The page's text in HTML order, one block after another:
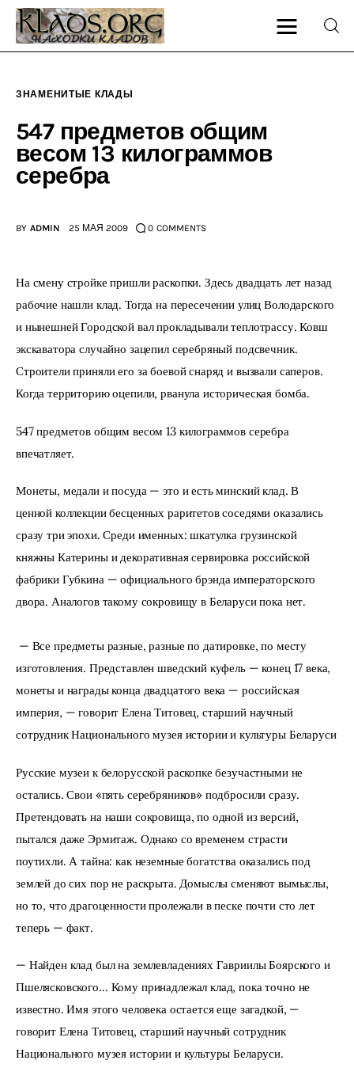
О блоге
Контакт
ЗНАМЕНИТЫЕ КЛАДЫ
547 предметов общим
весом 13 килограммов
серебра
BY ADMIN 25 МАЯ 2009 0 COMMENTS
На смену стройке пришли раскопки. Здесь двадцать лет назад
рабочие нашли клад. Тогда на пересечении улиц Володарского
и нынешней Городской вал прокладывали теплотрассу. Ковш
экскаватора случайно зацепил серебряный подсвечник.
Строители приняли его за боевой снаряд и вызвали саперов.
Когда территорию оцепили, рванула историческая бомба.
547 предметов общим весом 13 килограммов серебра
впечатляет.
Монеты, медали и посуда — это и есть минский клад. В
ценной коллекции бесценных раритетов соседями оказались
сразу три эпохи. Среди именных: шкатулка грузинской
княжны Катерины и декоративная сервировка российской
фабрики Губкина — официального брэнда императорского
двора. Аналогов такому сокровищу в Беларуси пока нет.
изготовления. Представлен шведский куфель — конец 17 века,
монеты и награды конца двадцатого века — российская
империя, — говорит Елена Титовец, старший научный
сотрудник Национального музея истории и культуры Беларуси
Русские музеи к белорусской раскопке безучастными не
остались. Свои «пять серебряников» подбросили сразу.
Претендовать на наши сокровища, по одной из версий,
пытался даже Эрмитаж. Однако со временем страсти
поутихли. А тайна: как неземные богатства оказались под
землей до сих пор не раскрыта. Домыслы сменяют вымыслы,
но то, что драгоценности пролежали в песке почти сто лет
теперь — факт.
— Найден клад был на землевладениях Гавриилы Боярского и
Пшелясковского… Кому принадлежал клад, пока точно не
известно. Имя этого человека остается еще загадкой, —
говорит Елена Титовец, старший научный сотрудник
Национального музея истории и культуры Беларуси.